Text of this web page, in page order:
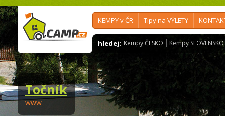
KEMPY v ČR Tipy na VÝLETY
hledej: Kempy ČESKO Kempy SLOVENSKO
Točník
www